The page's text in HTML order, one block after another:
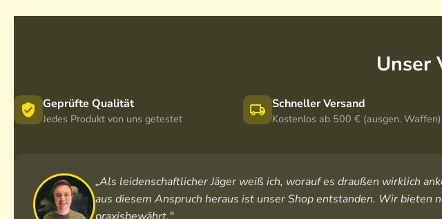
Unser
Geprüfte Qualität
Jedes Produkt von uns getestet
Schneller Versand
Kostenlos ab 500 € (ausgen. Waffen)
„Als leidenschaftlicher Jäger weiß ich, worauf es draußen wirklich
aus diesem Anspruch heraus ist unser Shop entstanden. Wir